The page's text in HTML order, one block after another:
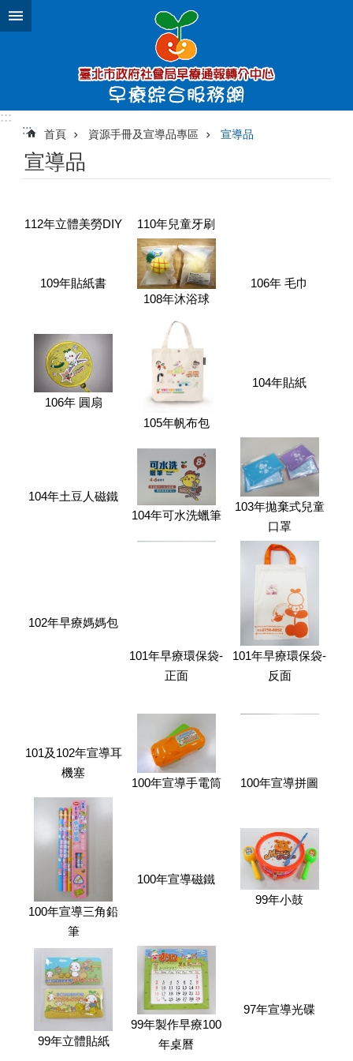
跳到主要內容區塊
:::
:::
首頁 資源手冊及宣導品專區 宣導品
宣導品
112年立體美勞DIY 110年兒童牙刷
109年貼紙書
108年沐浴球
106年 毛巾
106年 圓扇
105年帆布包
104年貼紙
104年土豆人磁鐵
104年可水洗蠟筆
103年拋棄式兒童
口罩
102年早療媽媽包
101年早療環保袋-
正面
101年早療環保袋-
反面
101及102年宣導耳
機塞
100年宣導手電筒 100年宣導拼圖
100年宣導三角鉛
筆
100年宣導磁鐵
99年小鼓
99年立體貼紙
99年製作早療100
年桌曆
97年宣導光碟